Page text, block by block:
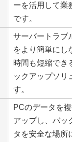
ーを活用して業
です。
サーバートラブ
をより簡単にし
時間も短縮でき
ックアップソリ
す。
PCのデータを
アップし、バッ
タを安全な場所